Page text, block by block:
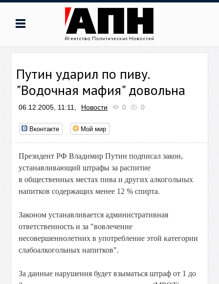
Путин ударил по пиву.
"Водочная мафия" довольна
06.12.2005, 11:11, Новости 0 0
Вконтакте Мой мир
Президент РФ Владимир Путин подписал закон,
устанавливающий штрафы за распитие
в общественных местах пива и других алкогольных
напитков содержащих менее 12 % спирта.
Законом устанавливается административная
ответственность и за "вовлечение
несовершеннолетних в употребление этой категории
слабоалкогольных напитков".
За данные нарушения будет взыматься штраф от 1 до